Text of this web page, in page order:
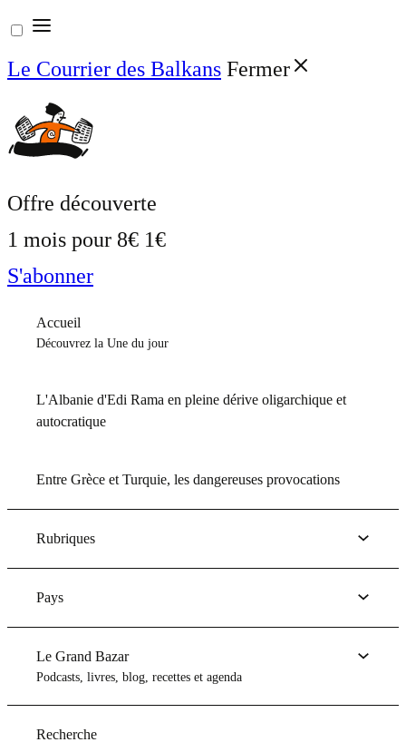
Aller
au
contenu
Le Courrier des Balkans Fermer
Offre découverte
1 mois pour 8€ 1€
S'abonner
Accueil
Découvrez la Une du jour
L'Albanie d'Edi Rama en pleine dérive oligarchique et
autocratique
Entre Grèce et Turquie, les dangereuses provocations
Rubriques
Pays
Le Grand Bazar
Podcasts, livres, blog, recettes et agenda
Recherche